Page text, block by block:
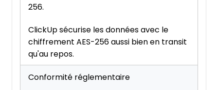
256.
ClickUp sécurise les données avec le
chiffrement AES-256 aussi bien en transit
qu'au repos.
Conformité réglementaire